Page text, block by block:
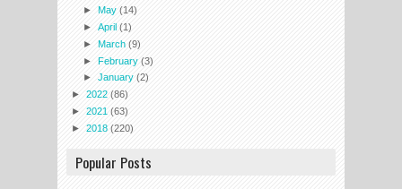
► May(14)
►April(1)
►March(9)
►February(3)
►January(2)
► 2022 (86)
► 2021 (63)
► 2018 (220)
Popular Posts